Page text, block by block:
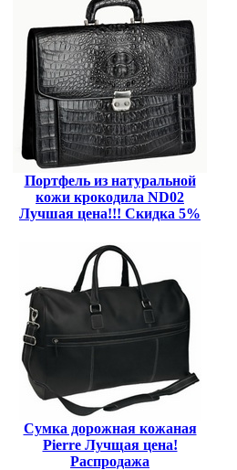
Портфель из натуральной
кожи крокодила ND02
Лучшая цена!!! Скидка 5%
Сумка дорожная кожаная
Pierre Лучщая цена!
Распродажа